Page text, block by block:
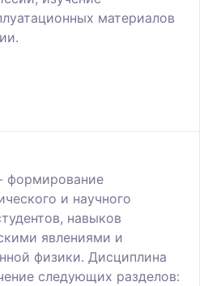
материалов
формирование
и научного
навыков
явлениями и
физики. Дисциплина
следующих разделов: